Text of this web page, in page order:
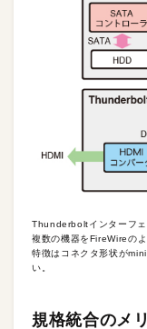
Thunderboltインターフェ
複数の機器をFireWireの
特徴はコネクタ形状が
い。
規格統合のメ